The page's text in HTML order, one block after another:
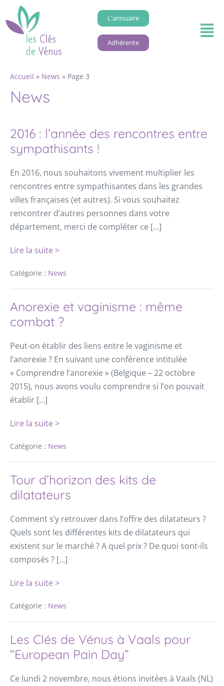
L'annuaire
Adhérente
Accueil » News » Page 3
News
2016 : l’année des rencontres entre
sympathisants !
En 2016, nous souhaitons vivement multiplier les
rencontres entre sympathisantes dans les grandes
villes françaises (et autres). Si vous souhaitez
rencontrer d’autres personnes dans votre
département, merci de compléter ce […]
Lire la suite >
Catégorie : News
Anorexie et vaginisme : même
combat ?
Peut-on établir des liens entre le vaginisme et
l’anorexie ? En suivant une conférence intitulée
« Comprendre l’anorexie » (Belgique – 22 octobre
2015), nous avons voulu comprendre si l’on pouvait
établir […]
Lire la suite >
Catégorie : News
Tour d’horizon des kits de
dilatateurs
Comment s’y retrouver dans l’offre des dilatateurs ?
Quels sont les différentes kits de dilatateurs qui
existent sur le marché ? A quel prix ? De quoi sont-ils
composés ? […]
Lire la suite >
Catégorie : News
Les Clés de Vénus à Vaals pour
“European Pain Day”
Ce lundi 2 novembre, nous étions invitées à Vaals (NL)